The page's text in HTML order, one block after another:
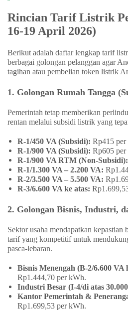
Rincian Tarif Listrik
16-19 April 2026)
Berikut adalah daftar lengkap tarif
berbagai golongan pelanggan agar
tagihan atau pembelian token listrik
1. Golongan Rumah Tangga
Pemerintah tetap memberikan
rentan melalui subsidi listrik yang
R-1/450 VA (Subsidi): Rp415
R-1/900 VA (Subsidi): Rp605
R-1/900 VA RTM (Non-Subsidi):
R-1/1.300 VA – 2.200 VA:
R-2/3.500 VA – 5.500 VA:
R-3/6.600 VA ke atas:
2. Golongan Bisnis, Industri,
Sektor usaha mendapatkan kepastian
tarif yang kompetitif untuk
pasca-lebaran.
Bisnis Menengah (B-2/6.600 VA
Rp1.444,70 per kWh.
Industri Besar (I-4/di atas
Kantor Pemerintah &
Rp1.699,53 per kWh.